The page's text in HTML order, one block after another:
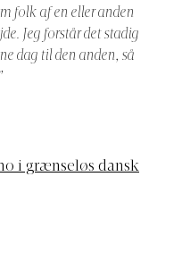
folk af en eller anden
Jeg forstår det stadig
dag til den anden, så
i grænseløs dansk